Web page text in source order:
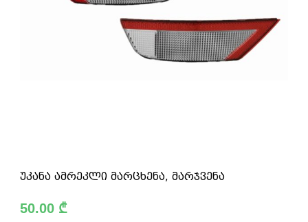
უკანა ამრეკლი მარცხენა, მარჯვენა
50.00 ₾